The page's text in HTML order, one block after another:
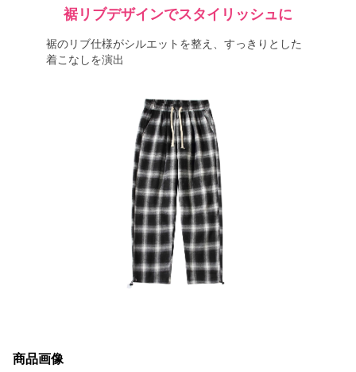
裾リブデザインでスタイリッシュに
裾のリブ仕様がシルエットを整え、すっきりとした
着こなしを演出
商品画像